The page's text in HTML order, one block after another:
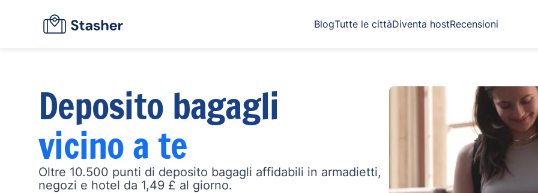
BlogTutte le cittàDiventa hostRecensioni
Deposito bagagli
vicino a te
Oltre 10.500 punti di deposito bagagli affidabili in armadietti,
negozi e hotel da 1,49 £ al giorno.